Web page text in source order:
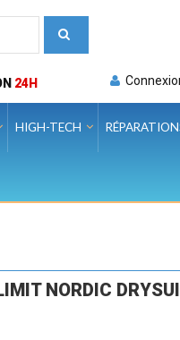
24H
HIGH-TECH
NORDIC